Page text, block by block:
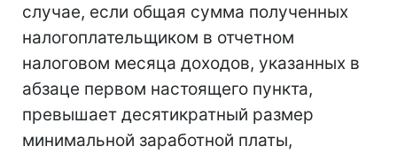
случае, если общая сумма полученных
налогоплательщиком в отчетном
налоговом месяца доходов, указанных в
абзаце первом настоящего пункта,
превышает десятикратный размер
минимальной заработной платы,